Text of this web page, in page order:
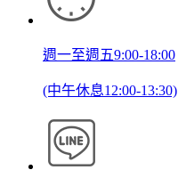
週一至週五9:00-18:00
(中午休息12:00-13:30)